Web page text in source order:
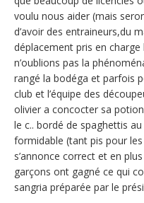
voulu nous aider (mais
d’avoir des entraineurs,du
déplacement pris en
n’oublions pas la
rangé la bodéga et parfois
club et l’équipe des
olivier a concocter sa
le c.. bordé de spaghettis
formidable (tant pis pour
s’annonce correct et en
garçons ont gagné ce qui
sangria préparée par le